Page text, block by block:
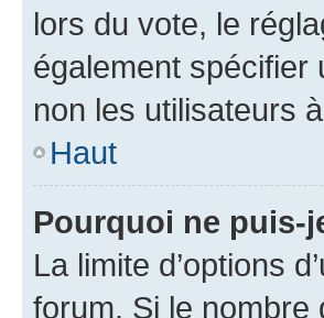
lors du vote, le
également spécifier
non les utilisateurs
Haut
Pourquoi ne puis-
La limite d’options
forum. Si le nombre